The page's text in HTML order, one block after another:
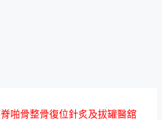
啪骨整骨復位針炙及拔罐醫舘